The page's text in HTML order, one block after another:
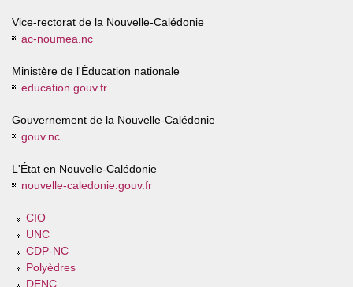
Vice-rectorat de la Nouvelle-Calédonie
ac-noumea.nc
Ministère de l'Éducation nationale
education.gouv.fr
Gouvernement de la Nouvelle-Calédonie
gouv.nc
L'État en Nouvelle-Calédonie
nouvelle-caledonie.gouv.fr
CIO
UNC
CDP-NC
Polyèdres
DENC